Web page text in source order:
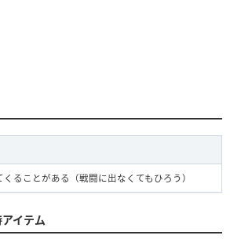
ることがある（戦闘に出なくてもひろう）
イテム